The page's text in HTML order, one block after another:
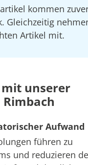
kommen
Gleichzeitig
Artikel mit.
unserer
Aufwand
führen zu
und reduzieren